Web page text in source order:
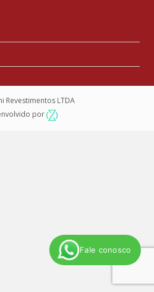
Fale conosco
Revestimentos LTDA
por